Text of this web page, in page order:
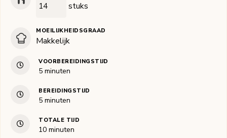
stuks
MOEILIJKHEIDSGRAAD
Makkelijk
VOORBEREIDINGSTIJD
5minuten
minuten
BEREIDINGSTIJD
5minuten
minuten
TOTALE TIJD
10minuten
minuten